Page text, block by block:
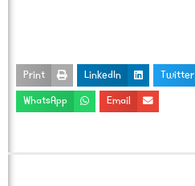
Twitter
LinkedIn
Print
Email
WhatsApp